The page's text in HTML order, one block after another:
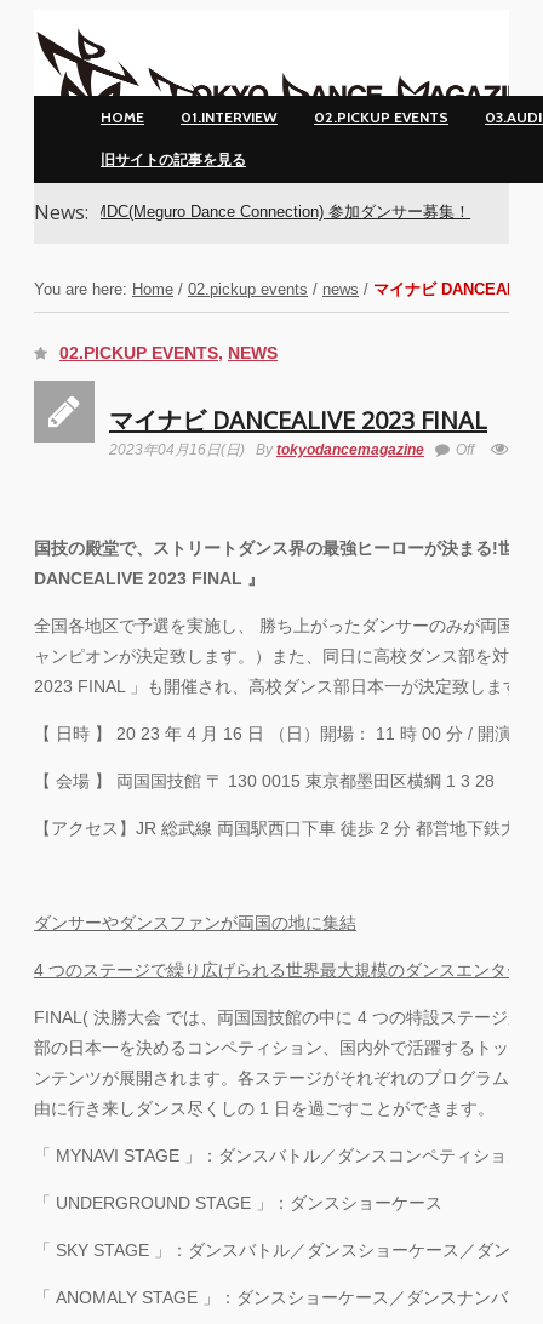
HOME 01.INTERVIEW 02.PICKUP EVENTS
旧サイトの記事を見る
News:
MDC(Meguro Dance Connection) 参加ダンサー募集！
You are here: Home / 02.pickup events / news / マイナビ
02.PICKUP EVENTS, NEWS
マイナビ DANCEALIVE 2023 FINAL
2023年04月16日(日) Bytokyodancemagazine Off
国技の殿堂で、ストリートダンス界の最強ヒーローが決まる!世
DANCEALIVE 2023 FINAL 』
全国各地区で予選を実施し、 勝ち上がったダンサーのみが両国
ャンピオンが決定致します。）また、同日に高校ダンス部を対象
2023 FINAL 」も開催され、高校ダンス部日本一が決定致します!
【 日時 】 20 23 年 4 月 16 日 （日）開場： 11 時 00 分 / 開演：
【 会場 】 両国国技館 〒 130 0015 東京都墨田区横綱 1 3 28
【アクセス】JR 総武線 両国駅西口下車 徒歩 2 分 都営地下鉄大
ダンサーやダンスファンが両国の地に集結
4 つのステージで繰り広げられる世界最大規模のダンスエンター
FINAL( 決勝大会 では、両国国技館の中に 4 つの特設ステージが
部の日本一を決めるコンペティション、国内外で活躍するトップ
ンテンツが展開されます。各ステージがそれぞれのプログラムで
由に行き来しダンス尽くしの 1 日を過ごすことができます。
「 MYNAVI STAGE 」：ダンスバトル／ダンスコンペティション
「 UNDERGROUND STAGE 」：ダンスショーケース
「 SKY STAGE 」：ダンスバトル／ダンスショーケース／ダンス
「 ANOMALY STAGE 」：ダンスショーケース／ダンスナンバー